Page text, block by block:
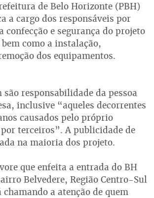
de Belo Horizonte (PBH)
a cargo dos responsáveis por
confecção e segurança do projeto
como a instalação,
dos equipamentos.
são responsabilidade da pessoa
inclusive “aqueles decorrentes
causados pelo próprio
terceiros”. A publicidade de
na maioria dos projeto.
que enfeita a entrada do BH
Belvedere, Região Centro-Sul
a atenção de quem